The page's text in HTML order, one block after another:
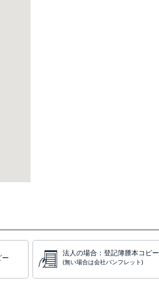
ー
法人の場合：登記簿謄本コピー
(無い場合は会社パンフレット)